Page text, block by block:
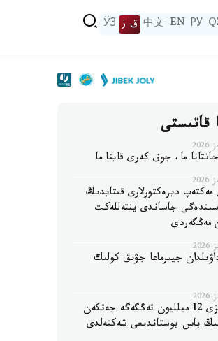
РУ
EN
中文 ق ز ЎЗ
قاتىستى
ما، جوق كەرى قايتا ما
مەكتەپ ديرەكتورلارى قىتايدىڭ
جاساندى ينتەللەكت
مەڭگەردى
جيىرماعا جۋىق كولىك
اليمەنت قارىزى 12 ميلليون تەڭگەگە جەتكەن
باس بوستاندىعى شەكتەلدى